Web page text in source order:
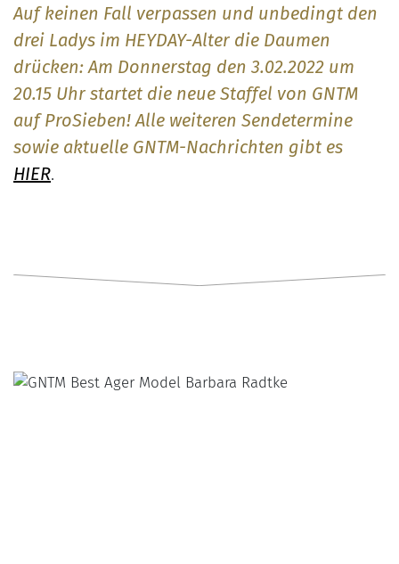
Auf keinen Fall verpassen und unbedingt den
drei Ladys im HEYDAY-Alter die Daumen
drücken: Am Donnerstag den 3.02.2022 um
20.15 Uhr startet die neue Staffel von GNTM
aufProSieben! Alle weiteren Sendetermine
sowie aktuelle GNTM-Nachrichten gibt es
HIER.